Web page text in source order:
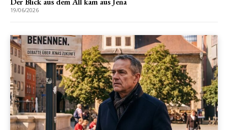
19/06/2026